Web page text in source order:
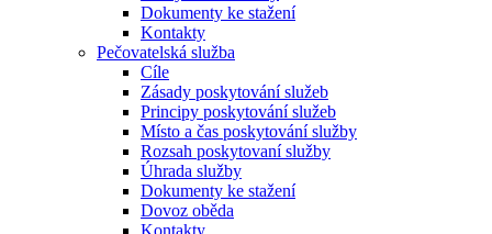
Dokumenty ke stažení
Kontakty
Pečovatelská služba
Cíle
Zásady poskytování služeb
Principy poskytování služeb
Místo a čas poskytování služby
Rozsah poskytovaní služby
Úhrada služby
Dokumenty ke stažení
Dovoz oběda
Kontakty